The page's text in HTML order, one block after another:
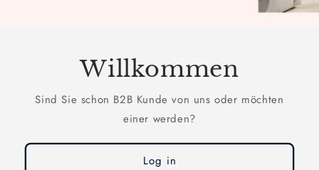
Willkommen
Sind Sie schon B2B Kunde von uns oder möchten
einer werden?
Log in